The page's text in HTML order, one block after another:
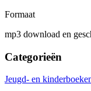
Formaat
mp3 download en
Categorieën
Jeugd- en